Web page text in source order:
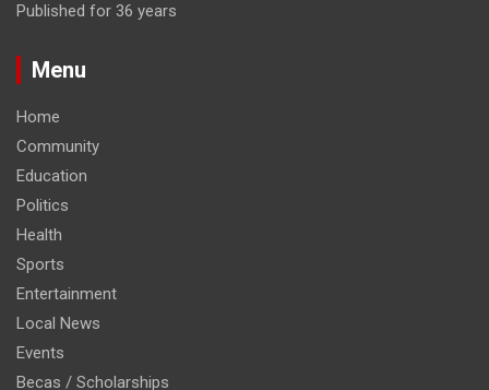
Published for 36 years
Menu
Home
Community
Education
Politics
Health
Sports
Entertainment
Local News
Events
Becas / Scholarships